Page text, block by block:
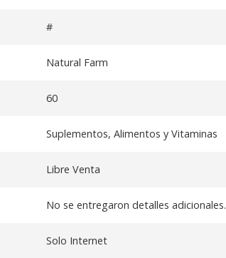
#
Natural Farm
60
Suplementos, Alimentos y Vitaminas
Libre Venta
No se entregaron detalles adicionales.
Solo Internet